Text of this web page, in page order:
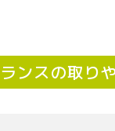
ンスの取り